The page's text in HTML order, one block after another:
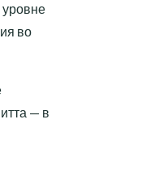
уровне
во
— в